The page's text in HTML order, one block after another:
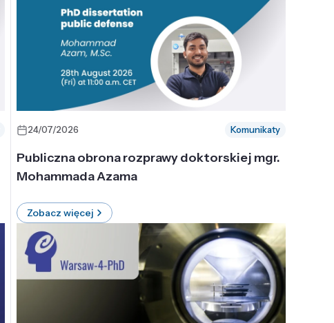
24/07/2026 Komunikaty
Publiczna obrona rozprawy doktorskiej mgr.
Mohammada Azama
Zobacz więcej